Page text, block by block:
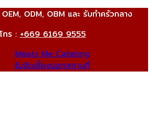
ODM, OBM และ รับทำครัวกลาง
โทร :+669 6169 9555
Meats Me Catering
รับจัดเลี้ยงนอกสถานที่